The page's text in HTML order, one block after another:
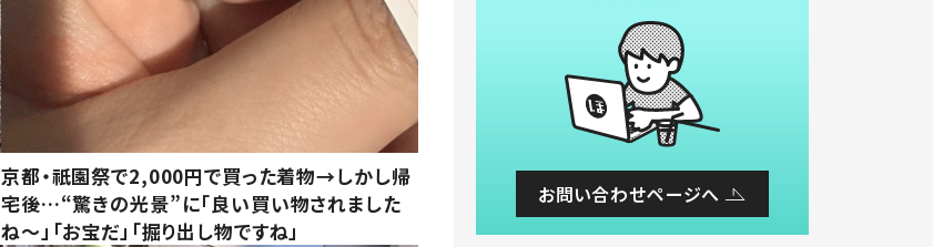
京都・祇園祭で2,000円で買った着物→しかし帰
宅後…“驚きの光景”に「良い買い物されました
ね～」「お宝だ」「掘り出し物ですね」
お問い合わせページへ